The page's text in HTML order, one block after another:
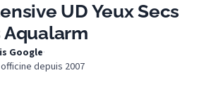
UD Yeux Secs
Aqualarm
Google·
depuis 2007